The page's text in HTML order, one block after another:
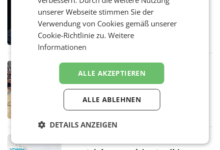
Stiftungsrat Lederer wehrt sich in
den SN gegen Vorwürfe
Mehrere Themen beschäftigen derzeit den
ORF. Am Dienstag soll im Stiftungsrat über
die vom neuen ORF-Chef Clemens Pig
vorgeschlagenen Besetzungen für die
Bipa unterstützt Bewegte Kids
Sommercamps im Osten Österreichs
Bereits zum zweiten Mal begleitet Bipa das
polysportive Sommersportcamp „Bewegte
Monaten Juli und August versorgt das
unserer Webseite stimmen Sie der
Verwendung von Cookies gemäß unserer
Cookie-Richtlinie zu.Weitere
Informationen
ALLE AKZEPTIEREN
ALLE ABLEHNEN
DETAILS ANZEIGEN